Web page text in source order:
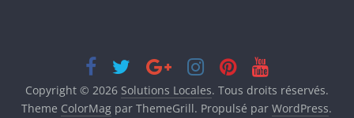
Copyright © 2026 Solutions Locales. Tous droits réservés.
Theme ColorMag par ThemeGrill. Propulsé parWordPress.